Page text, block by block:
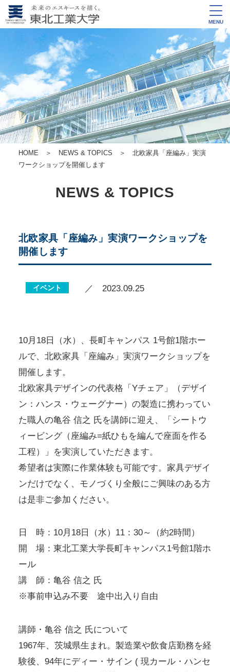
MENU
HOME ＞ NEWS & TOPICS ＞ 北欧家具「座編み」実演
ワークショップを開催します
NEWS & TOPICS
北欧家具「座編み」実演ワークショップを
開催します
イベント ／ 2023.09.25
10月18日（水）、長町キャンパス 1号館1階ホー
ルで、北欧家具「座編み」実演ワークショップを
開催します。
北欧家具デザインの代表格「Yチェア」（デザイ
ン：ハンス・ウェーグナー）の製造に携わってい
た職人の亀谷 信之 氏を講師に迎え、「シートウ
ィービング（座編み=紙ひもを編んで座面を作る
工程）」を実演していただきます。
希望者は実際に作業体験も可能です。家具デザイ
ンだけでなく、モノづくり全般にご興味のある方
は是非ご参加ください。
日 時：10月18日（水）11：30～（約2時間）
開 場：東北工業大学長町キャンパス1号館1階ホ
ール
講 師：亀谷 信之 氏
※事前申込み不要 途中出入り自由
講師・亀谷 信之 氏について
1967年、茨城県生まれ。製造業や飲食店勤務を経
験後、94年にディー・サイン ( 現カール・ハンセ